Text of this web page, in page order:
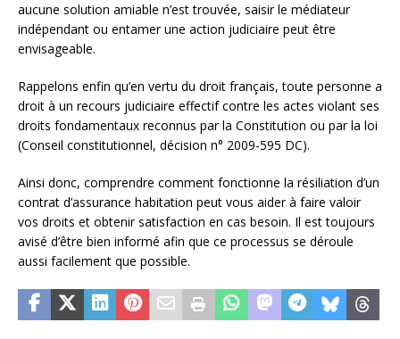
aucune solution amiable n’est trouvée, saisir le médiateur
indépendant ou entamer une action judiciaire peut être
envisageable.
Rappelons enfin qu’en vertu du droit français, toute personne a
droit à un recours judiciaire effectif contre les actes violant ses
droits fondamentaux reconnus par la Constitution ou par la loi
(Conseil constitutionnel, décision n° 2009-595 DC).
Ainsi donc, comprendre comment fonctionne la résiliation d’un
contrat d’assurance habitation peut vous aider à faire valoir
vos droits et obtenir satisfaction en cas besoin. Il est toujours
avisé d’être bien informé afin que ce processus se déroule
aussi facilement que possible.